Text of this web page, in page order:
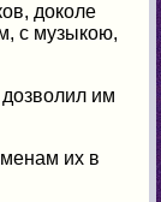
доколе
с музыкою,
им
их в